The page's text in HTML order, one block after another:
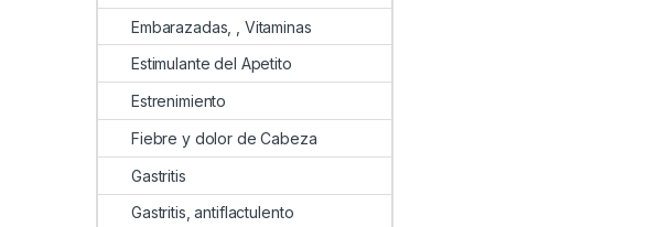
Embarazadas, , Vitaminas
Estimulante del Apetito
Estrenimiento
Fiebre y dolor de Cabeza
Gastritis
Gastritis, antiflactulento